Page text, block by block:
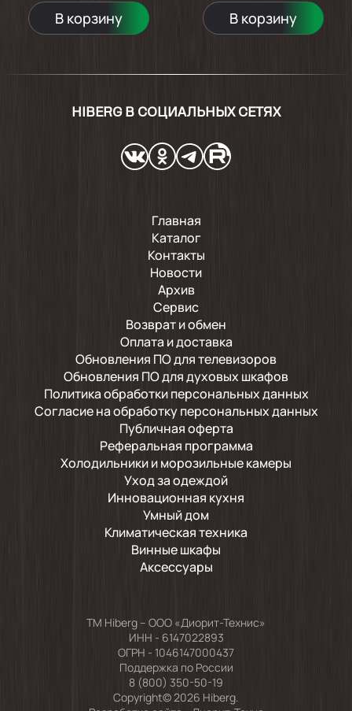
В корзину В корзину
HIBERG В СОЦИАЛЬНЫХ СЕТЯХ
Главная
Каталог
Контакты
Новости
Архив
Сервис
Возврат и обмен
Оплата и доставка
Обновления ПО для телевизоров
Обновления ПО для духовых шкафов
Политика обработки персональных данных
Согласие на обработку персональных данных
Публичная оферта
Реферальная программа
Холодильники и морозильные камеры
Уход за одеждой
Инновационная кухня
Умный дом
Климатическая техника
Винные шкафы
Аксессуары
TM Hiberg – ООО «Диорит-Технис»
ИНН - 6147022893
ОГРН - 1046147000437
Поддержка по России
8 (800) 350-50-19
Copyright© 2026 Hiberg.